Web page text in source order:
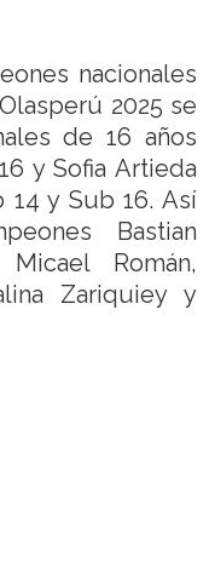
nacionales
2025 se
de 16 años
y Sofia Artieda
14 y Sub 16. Así
Bastian
Román,
Zariquiey y